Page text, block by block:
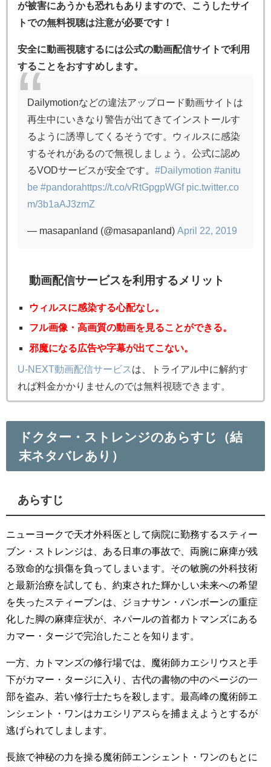
が被害にあうかも恐れもありますので、こうしたサイ
トでの無料視聴は注意が必要です！
安全に動画視聴するには公式の動画配信サイトで利用
することをおすすめします。
Dailymotionなどの違法アップロード動画サイトは
再生中にいきなり警告が出てきてインストールす
るように誘導してくるそうです。ウィルスに感染
するそれがあるので無視しましょう。公式に認め
るVODサービスが安全です。 #Dailymotion #anitu
be #pandorahttps://t.co/vRtGpgpWGf pic.twitter.co
m/3b1aAJ3zmZ
— masapanland (@masapanland) April 22, 2019
動画配信サービスを利用するメリット
ウィルスに感染する心配なし。
フル画像・高画質の動画を見ることができる。
邪魔になる広告や字幕が出てこない。
U-NEXT動画配信サービス は、トライアル中に解約す
れば料金かかりませんのでは無料視聴できます。
ドクター・ストレンジのあらすじ（結
末ネタバレあり）
あらすじ
ニューヨークで天才外科医として病院に勤務するスティー
ブン・ストレンジは、ある日車の事故で、両腕に麻痺が残
る致命的な損傷を負ってしまいます。その敏腕の外科技術
と最新治療を試しても、約束された輝かしい未来への希望
を失ったスティーブンは、ジョナサン・パンボーンの重症
化した脚の麻痺症状が、ネパールの首都カトマンズにある
カマー・タージで完治したことを知ります。
一方、カトマンズの修行場では、魔術師カエシリウスと手
下がカマー・タージに入り、古代の書物の中のページの一
部を盗み、若い修行士たちを殺します。最高峰の魔術師エ
ンシェント・ワンはカエシリアスらを捕まえようとするが
逃げられてしまします。
長旅で神秘の力を操る魔術師エンシェント・ワンのもとに